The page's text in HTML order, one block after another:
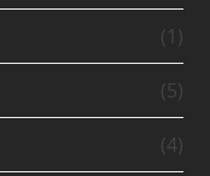
(1)
(5)
(4)